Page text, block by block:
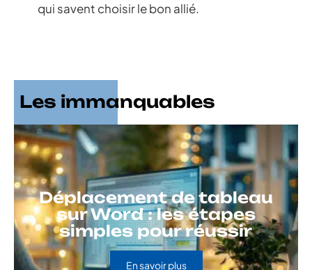
qui savent choisir le bon allié.
Les immanquables
Déplacement de tableau
sur Word : les étapes
simples pour réussir
En savoir plus